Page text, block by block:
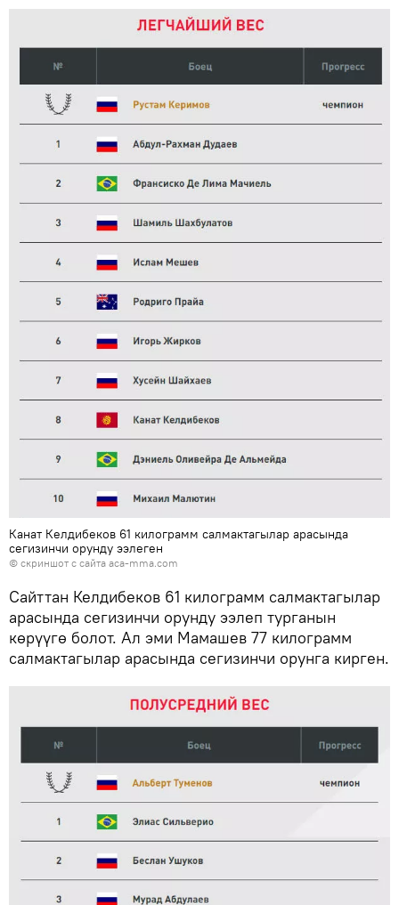
Канат Келдибеков 61 килограмм салмактагылар арасында
сегизинчи орунду ээлеген
© скриншот с сайта aca-mma.com
Сайттан Келдибеков 61 килограмм салмактагылар
арасында сегизинчи орунду ээлеп турганын
көрүүгө болот. Ал эми Мамашев 77 килограмм
салмактагылар арасында сегизинчи орунга кирген.